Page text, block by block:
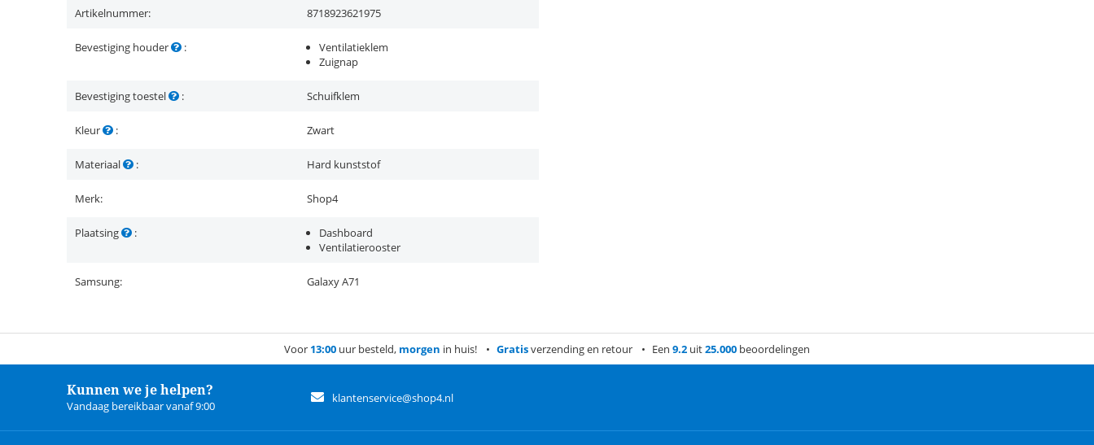
Artikelnummer: 8718923621975
Bevestiging houder :
Ventilatieklem
Zuignap
Bevestiging toestel : Schuifklem
Kleur : Zwart
Materiaal : Hard kunststof
Merk: Shop4
Plaatsing :
Dashboard
Ventilatierooster
Samsung: Galaxy A71
Voor 13:00 uur besteld, morgen in huis! Gratisverzending en retour Een 9.2 uit25.000 beoordelingen
Kunnen we je helpen?
Vandaag bereikbaar vanaf 9:00
klantenservice@shop4.nl